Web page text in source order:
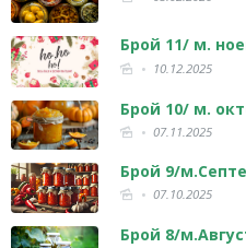
Брой 11/ м.
10.12.2025
Брой 10/ м.
07.11.2025
Брой 9/
07.10.2025
Брой 8/